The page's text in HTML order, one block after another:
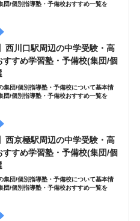
団/個別指導塾・予備校おすすめ一覧を
西川口駅周辺の中学受験・高
すすめ学習塾・予備校(集団/個
集団/個別指導塾・予備校について基本情
団/個別指導塾・予備校おすすめ一覧を
西京極駅周辺の中学受験・高
すすめ学習塾・予備校(集団/個
集団/個別指導塾・予備校について基本情
団/個別指導塾・予備校おすすめ一覧を